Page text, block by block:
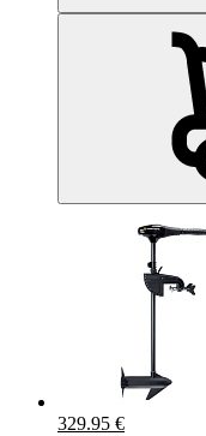
329.95 €